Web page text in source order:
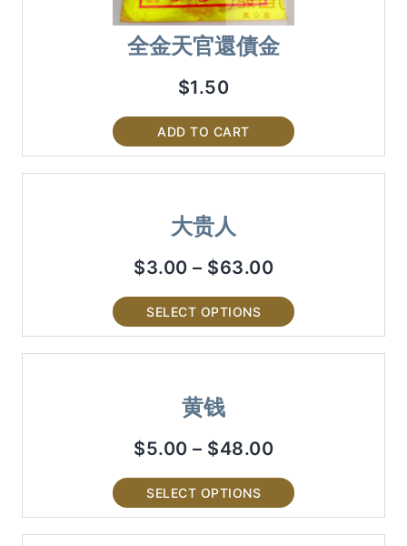
全金天官還債金
$1.50
ADD TO CART
大贵人
$3.00 – $63.00
SELECT OPTIONS
黄钱
$5.00 – $48.00
SELECT OPTIONS